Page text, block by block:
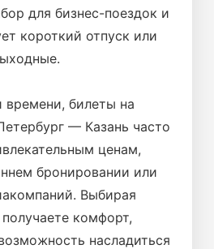
для бизнес-поездок и
короткий отпуск или
билеты на
— Казань часто
ценам,
бронировании или
Выбирая
комфорт,
насладиться